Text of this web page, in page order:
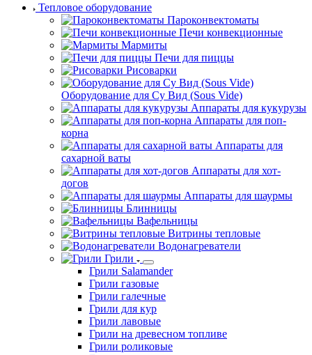
Тепловое оборудование
Пароконвектоматы
Печи конвекционные
Мармиты
Печи для пиццы
Рисоварки
Оборудование для Су Вид (Sous Vide)
Аппараты для кукурузы
Аппараты для поп-
корна
Аппараты для
сахарной ваты
Аппараты для хот-
догов
Аппараты для шаурмы
Блинницы
Вафельницы
Витрины тепловые
Водонагреватели
Грили
Грили Salamander
Грили газовые
Грили галечные
Грили для кур
Грили лавовые
Грили на древесном топливе
Грили роликовые